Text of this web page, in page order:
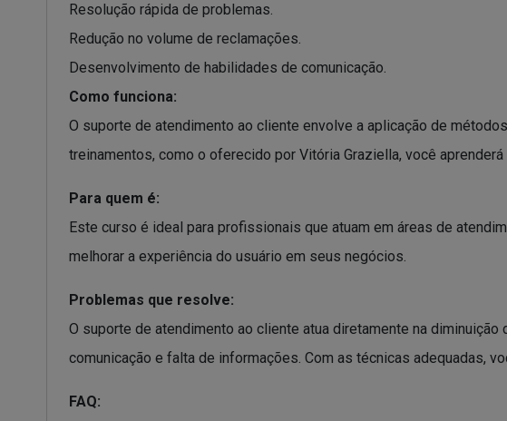
Resolução rápida de problemas.
Redução no volume de reclamações.
Desenvolvimento de habilidades de comunicação.
Como funciona:
O suporte de atendimento ao cliente envolve a aplicação de
treinamentos, como o oferecido por Vitória Graziella, você
Para quem é:
Este curso é ideal para profissionais que atuam em áreas de
melhorar a experiência do usuário em seus negócios.
Problemas que resolve:
O suporte de atendimento ao cliente atua diretamente na
comunicação e falta de informações. Com as técnicas adequadas,
FAQ: